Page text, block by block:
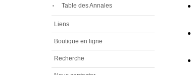
Table des Annales
Liens
Boutique en ligne
Recherche